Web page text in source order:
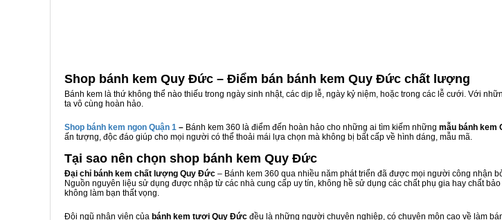
Shop bánh kem Quy Đức – Điểm bán bánh kem Quy Đức chất lượng
Bánh kem là thứ không thể nào thiếu trong ngày sinh nhật, các dịp lễ, ngày kỷ niệm, hoặc trong các lễ cưới. Với
ta vô cùng hoàn hảo.
Shop bánh kem ngon Quận 1 – Bánh kem 360 là điểm đến hoàn hảo cho những ai tìm kiếm những mẫu bánh kem
ấn tượng, độc đáo giúp cho mọi người có thể thoải mái lựa chọn mà không bị bất cấp về hình dáng, mẫu mã.
Tại sao nên chọn shop bánh kem Quy Đức
Đại chỉ bánh kem chất lượng Quy Đức – Bánh kem 360 qua nhiều năm phát triển đã được mọi người công nhận
Nguồn nguyên liệu sử dụng được nhập từ các nhà cung cấp uy tín, không hề sử dụng các chất phụ gia hay chất
không làm bạn thất vọng.
Đội ngũ nhân viên của bánh kem tươi Quy Đức đều là những người chuyên nghiệp, có chuyên môn cao về làm